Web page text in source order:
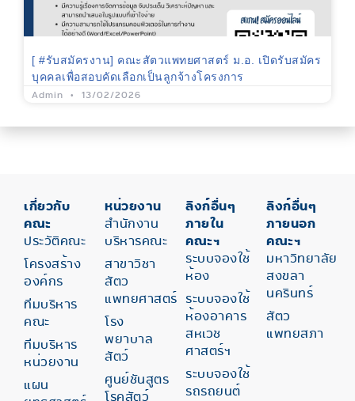
[ #รับสมัครงาน] คณะสัตวแพทยศาสตร์ ม.อ. เปิดรับสมัคร
บุคคลเพื่อสอบคัดเลือกเป็นลูกจ้างโครงการ
Admin 13/02/2026
เกี่ยวกับ
คณะ
ประวัติคณะ
โครงสร้าง
องค์กร
ทีมบริหาร
คณะ
ทีมบริหาร
หน่วยงาน
แผน
หน่วยงาน
สำนักงาน
บริหารคณะ
สาขาวิชา
สัตว
แพทยศาสตร์
โรง
พยาบาล
สัตว์
ศูนย์ชันสูตร
โรคสัตว์
ลิงก์อื่นๆ
ภายใน
คณะฯ
ระบบจองใช้
ห้อง
ระบบจองใช้
ห้องอาคาร
สหเวช
ศาสตร์ฯ
ระบบจองใช้
รถรถยนต์
ลิงก์อื่นๆ
ภายนอก
คณะฯ
มหาวิทยาลัย
สงขลา
นครินทร์
สัตว
แพทยสภา